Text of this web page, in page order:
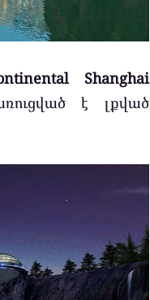
Shanghai
է լքված